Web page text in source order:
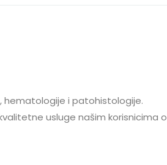
hematologije i patohistologije.
usluge našim korisnicima o